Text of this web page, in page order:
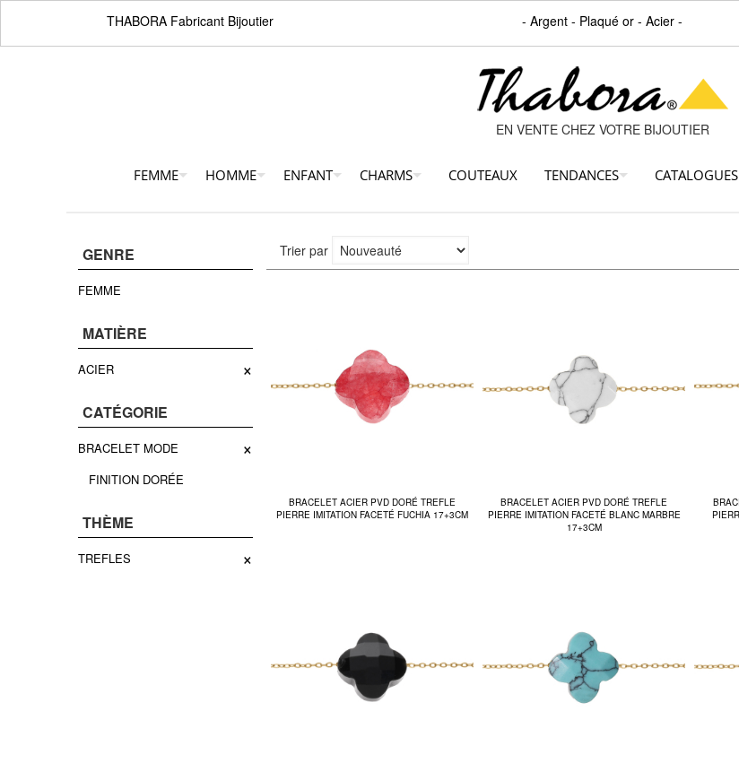
THABORA Fabricant Bijoutier - Argent - Plaqué or - Acier -
EN VENTE CHEZ VOTRE BIJOUTIER
FEMME HOMME ENFANT CHARMS COUTEAUX TENDANCES CATALOGUES
Trier par
BRACELET ACIER PVD DORÉ TREFLE
PIERRE IMITATION FACETÉ FUCHIA 17+3CM
BRACELET ACIER PVD DORÉ TREFLE
PIERRE IMITATION FACETÉ BLANC MARBRE
17+3CM
GENRE
FEMME
MATIÈRE
ACIER ×
CATÉGORIE
BRACELET MODE ×
FINITION DORÉE
THÈME
TREFLES ×